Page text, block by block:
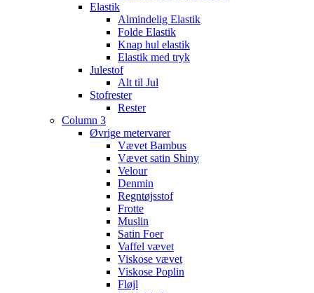
Elastik
Almindelig Elastik
Folde Elastik
Knap hul elastik
Elastik med tryk
Julestof
Alt til Jul
Stofrester
Rester
Column 3
Øvrige metervarer
Vævet Bambus
Vævet satin Shiny
Velour
Denmin
Regntøjsstof
Frotte
Muslin
Satin Foer
Vaffel vævet
Viskose vævet
Viskose Poplin
Fløjl